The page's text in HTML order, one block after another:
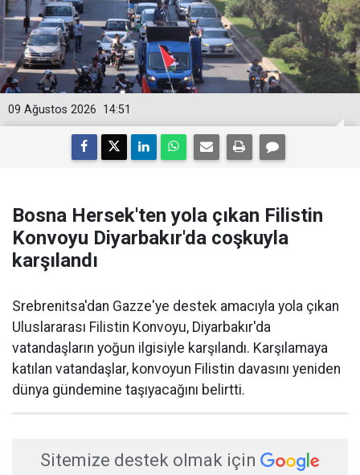
14:51
09 Ağustos 2026
Bosna Hersek'ten yola çıkan Filistin
Konvoyu Diyarbakır'da coşkuyla
karşılandı
Srebrenitsa'dan Gazze'ye destek amacıyla yola çıkan
Uluslararası Filistin Konvoyu, Diyarbakır'da
vatandaşların yoğun ilgisiyle karşılandı. Karşılamaya
katılan vatandaşlar, konvoyun Filistin davasını yeniden
dünya gündemine taşıyacağını belirtti.
Sitemize destek olmak için